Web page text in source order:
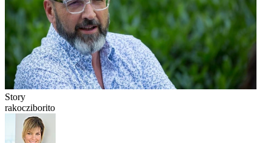
Story
rakocziborito